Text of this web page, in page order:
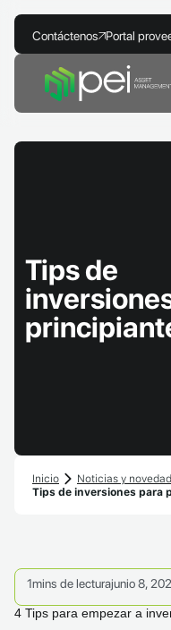
Contáctenos Portal
Tips de
Inicio
Noticias y
Tips de inversiones para
1mins de lecturajunio 8,
4 Tips para empezar a